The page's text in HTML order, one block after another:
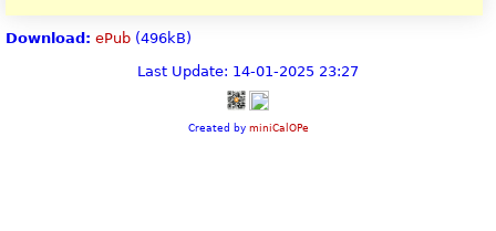
Download: ePub (496kB)
Last Update: 14-01-2025 23:27
Created by miniCalOPe